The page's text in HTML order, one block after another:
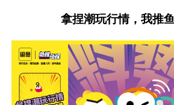
拿捏潮玩行情，我推